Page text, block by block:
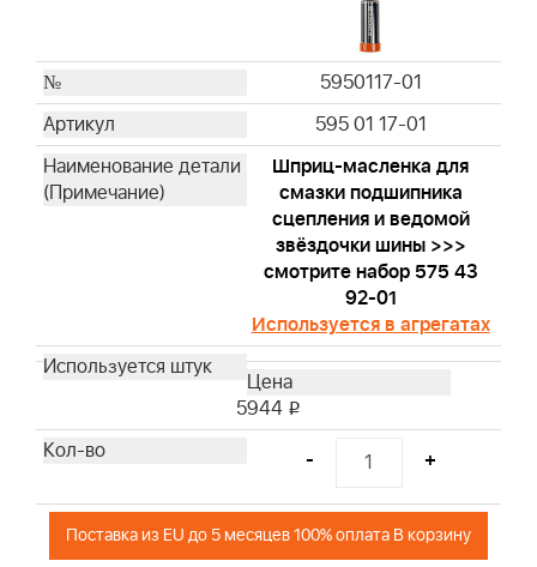
5950117-01
595 01 17-01
Шприц-масленка для
смазки подшипника
сцепления и ведомой
звёздочки шины >>>
смотрите набор 575 43
92-01
Используется в агрегатах
5944 i
- +
Поставка из EU до 5 месяцев 100% оплата В корзину